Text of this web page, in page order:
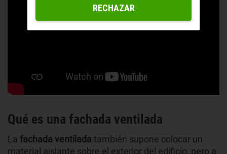
Qué es una fachada ventilada
La fachada ventilada también supone colocar un
material aislante sobre el exterior del edificio, pero a
RECHAZAR